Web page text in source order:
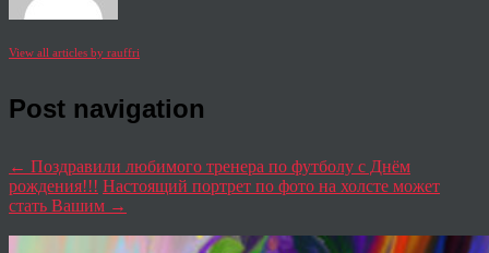
View all articles by rauffri
Post navigation
← Поздравили любимого тренера по футболу с Днём
рождения!!! Настоящий портрет по фото на холсте может
стать Вашим →